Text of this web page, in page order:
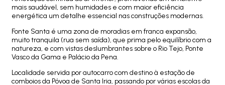
mais saudável, sem humidades e com maior eficiência
energética um detalhe essencial nas construções modernas.
Fonte Santa é uma zona de moradias em franca expansão,
muito tranquila (rua sem saída), que prima pelo equilíbrio com a
natureza, e com vistas deslumbrantes sobre o Rio Tejo, Ponte
Vasco da Gama e Palácio da Pena.
Localidade servida por autocarro com destino à estação de
comboios da Póvoa de Santa Iria, passando por várias escolas da